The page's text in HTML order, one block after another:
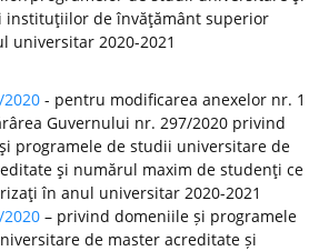
instituţiilor de învăţământ superior
universitar 2020-2021
2020 - pentru modificarea anexelor nr. 1
Guvernului nr. 297/2020 privind
programele de studii universitare de
şi numărul maxim de studenţi ce
în anul universitar 2020-2021
2020 – privind domeniile și programele
de master acreditate și